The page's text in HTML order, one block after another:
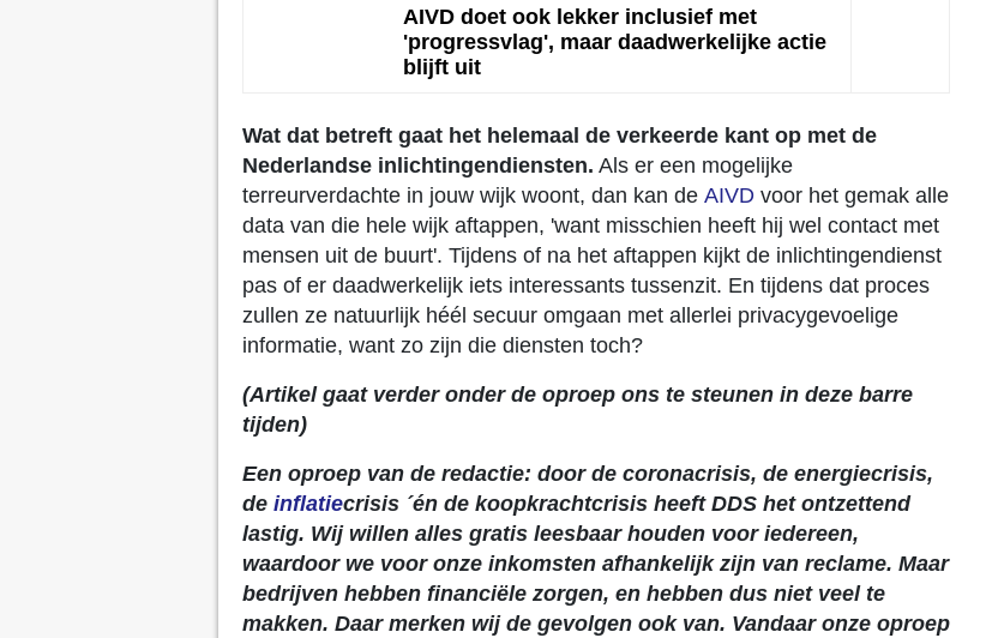
AIVD doet ook lekker inclusief met
'progressvlag', maar daadwerkelijke actie
blijft uit
Wat dat betreft gaat het helemaal de verkeerde kant op met de
Nederlandse inlichtingendiensten. Als er een mogelijke
terreurverdachte in jouw wijk woont, dan kan de AIVD voor het gemak alle
data van die hele wijk aftappen, 'want misschien heeft hij wel contact met
mensen uit de buurt'. Tijdens of na het aftappen kijkt de inlichtingendienst
pas of er daadwerkelijk iets interessants tussenzit. En tijdens dat proces
zullen ze natuurlijk héél secuur omgaan met allerlei privacygevoelige
informatie, want zo zijn die diensten toch?
(Artikel gaat verder onder de oproep ons te steunen in deze barre
tijden)
Een oproep van de redactie: door de coronacrisis, de energiecrisis,
de inflatiecrisis ´én de koopkrachtcrisis heeft DDS het ontzettend
lastig. Wij willen alles gratis leesbaar houden voor iedereen,
waardoor we voor onze inkomsten afhankelijk zijn van reclame. Maar
bedrijven hebben financiële zorgen, en hebben dus niet veel te
makken. Daar merken wij de gevolgen ook van. Vandaar onze oproep